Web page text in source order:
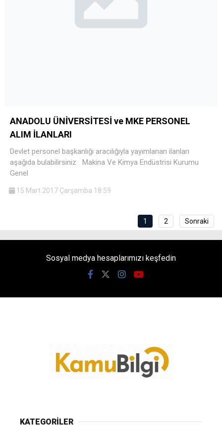
ANADOLU ÜNİVERSİTESİ ve MKE PERSONEL
ALIM İLANLARI
Devlet personel başkanlığı aracılığıyla yayımlanan ilanları
aşağıda bulabilirsiniz Makina Ve Kimya Endüstrisi Kurumu
Genel
15 Mart 2017 Çarşamba 18:59
1 2 Sonraki
Sosyal medya hesaplarımızı keşfedin
KATEGORİLER